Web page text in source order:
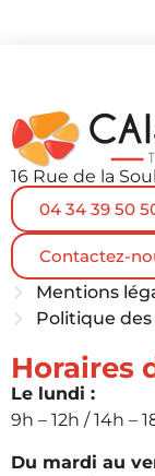
16 Rue de la
04 34 39 50
Contactez-
Mentions
Politique des
Horaires
Le lundi :
9h – 12h / 14h –
Du mardi au